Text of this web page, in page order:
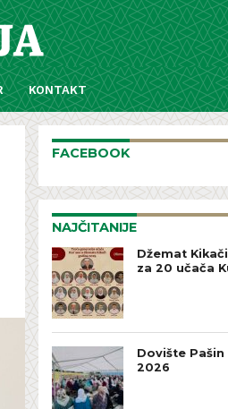
KONTAKT
FACEBOOK
NAJČITANIJE
Džemat
za 20 učača
Dovište
2026